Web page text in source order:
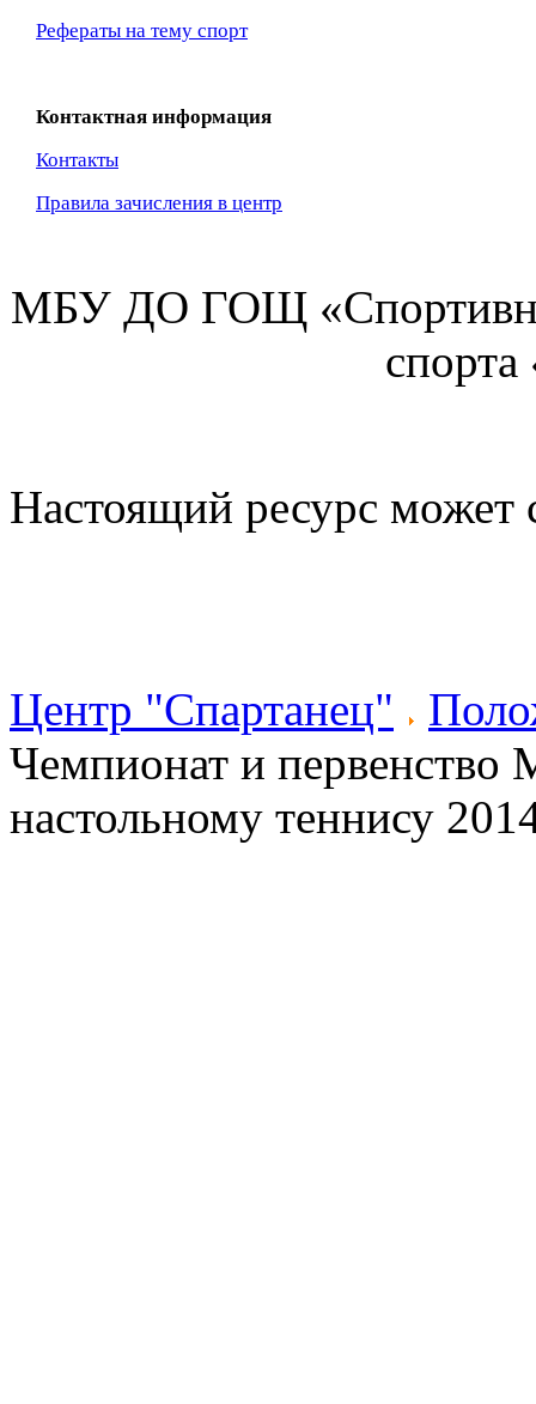
Рефераты на тему спорт
Контактная информация
Контакты
Правила зачисления в центр
МБУ ДО ГОЩ
Настоящий ресурс может
Центр "Спартанец"
Чемпионат и первенство
настольному теннису